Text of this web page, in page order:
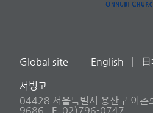
Global site English
서빙고
04428 서울특별시 용산구 이촌
9686
F 02)796-0747